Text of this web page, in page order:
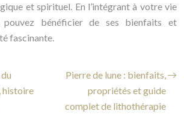
et spirituel. En l’intégrant à votre vie
pouvez bénéficier de ses bienfaits et
fascinante.
histoire
Pierre de lune : bienfaits,
propriétés et guide
complet de lithothérapie